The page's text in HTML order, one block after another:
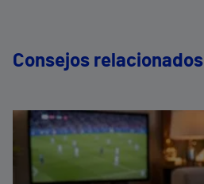
Consejos relacionados